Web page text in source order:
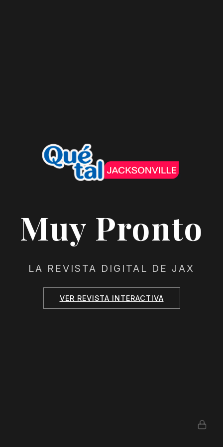
Muy Pronto
LA REVISTA DIGITAL DE JAX
VER REVISTA INTERACTIVA